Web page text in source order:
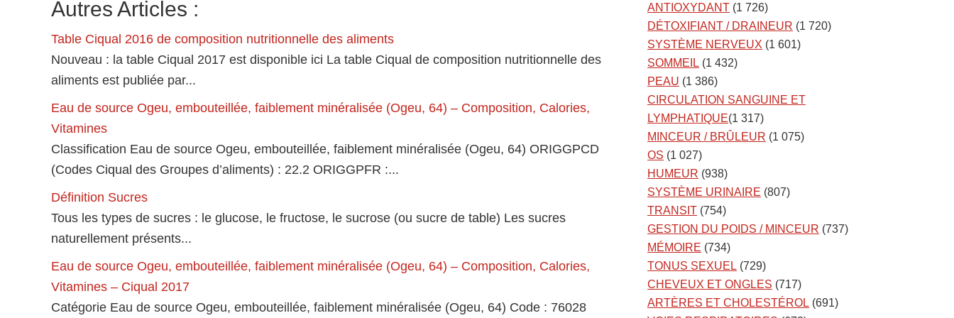
Autres Articles :
Table Ciqual 2016 de composition nutritionnelle des aliments
Nouveau : la table Ciqual 2017 est disponible ici La table Ciqual de composition nutritionnelle des
aliments est publiée par...
Eau de source Ogeu, embouteillée, faiblement minéralisée (Ogeu, 64) – Composition, Calories,
Vitamines
Classification Eau de source Ogeu, embouteillée, faiblement minéralisée (Ogeu, 64) ORIGGPCD
(Codes Ciqual des Groupes d’aliments) : 22.2 ORIGGPFR :...
Définition Sucres
Tous les types de sucres : le glucose, le fructose, le sucrose (ou sucre de table) Les sucres
naturellement présents...
Eau de source Ogeu, embouteillée, faiblement minéralisée (Ogeu, 64) – Composition, Calories,
Vitamines – Ciqual 2017
Catégorie Eau de source Ogeu, embouteillée, faiblement minéralisée (Ogeu, 64) Code : 76028
ANTIOXYDANT (1 726)
DÉTOXIFIANT / DRAINEUR (1 720)
SYSTÈME NERVEUX (1 601)
SOMMEIL (1 432)
PEAU (1 386)
CIRCULATION SANGUINE ET
LYMPHATIQUE(1 317)
MINCEUR / BRÛLEUR (1 075)
OS (1 027)
HUMEUR (938)
SYSTÈME URINAIRE (807)
TRANSIT (754)
GESTION DU POIDS / MINCEUR (737)
MÉMOIRE (734)
TONUS SEXUEL (729)
CHEVEUX ET ONGLES (717)
ARTÈRES ET CHOLESTÉROL (691)